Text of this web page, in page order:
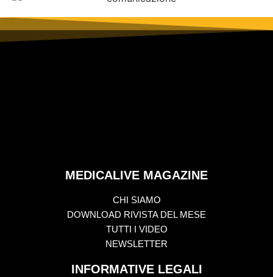
MEDICALIVE MAGAZINE
CHI SIAMO
DOWNLOAD RIVISTA DEL MESE
TUTTI I VIDEO
NEWSLETTER
INFORMATIVE LEGALI